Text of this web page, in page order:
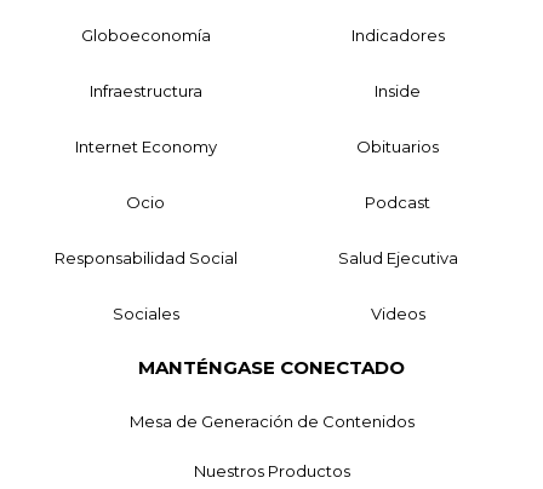
Globoeconomía Indicadores
Infraestructura Inside
Internet Economy Obituarios
Ocio Podcast
Responsabilidad Social Salud Ejecutiva
Sociales Videos
MANTÉNGASE CONECTADO
Mesa de Generación de Contenidos
Nuestros Productos